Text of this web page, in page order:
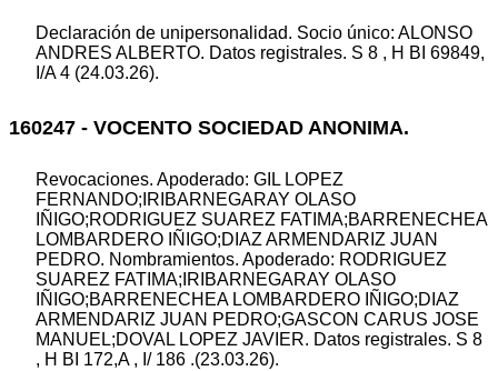
Declaración de unipersonalidad. Socio único: ALONSO
ANDRES ALBERTO. Datos registrales. S 8 , H BI 69849,
I/A 4 (24.03.26).
160247 - VOCENTO SOCIEDAD ANONIMA.
Revocaciones. Apoderado: GIL LOPEZ
FERNANDO;IRIBARNEGARAY OLASO
IÑIGO;RODRIGUEZ SUAREZ FATIMA;BARRENECHEA
LOMBARDERO IÑIGO;DIAZ ARMENDARIZ JUAN
PEDRO. Nombramientos. Apoderado: RODRIGUEZ
SUAREZ FATIMA;IRIBARNEGARAY OLASO
IÑIGO;BARRENECHEA LOMBARDERO IÑIGO;DIAZ
ARMENDARIZ JUAN PEDRO;GASCON CARUS JOSE
MANUEL;DOVAL LOPEZ JAVIER. Datos registrales. S 8
, H BI 172,A , I/ 186 .(23.03.26).